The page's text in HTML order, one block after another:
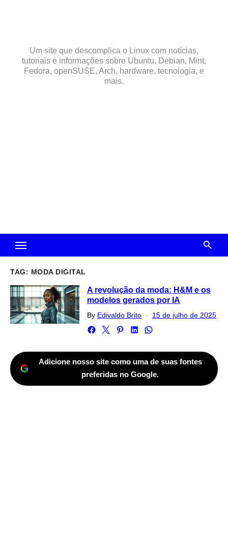
Um site que descomplica o Linux com notícias,
tutoriais e informações sobre Ubuntu, Debian, Mint,
Fedora, openSUSE, Arch, hardware, tecnologia, e
mais.
TAG: MODA DIGITAL
A revolução da moda: H&M e os
modelos gerados por IA
By Edivaldo Brito
Posted
15 de julho de 2025
Adicione nosso site como uma de suas fontes
preferidas no Google.